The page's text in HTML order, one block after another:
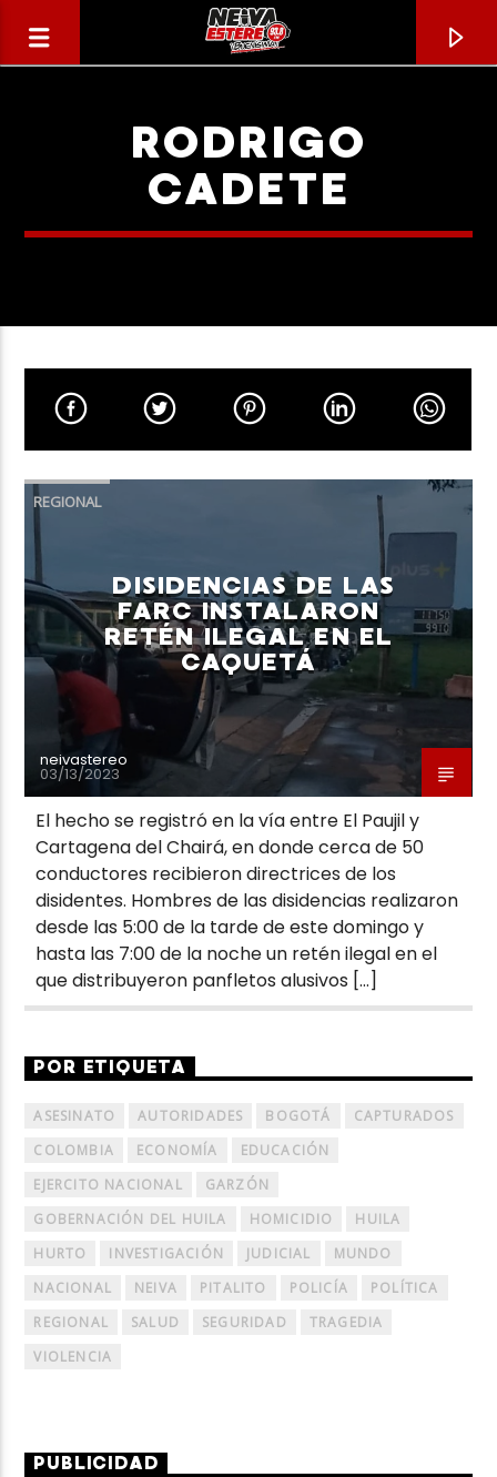
CANCIÓN ACTUAL
TÍTULO
ARTISTA
Neiva Estereo
RODRIGO
CADETE
REGIONAL
DISIDENCIAS DE LAS
FARC INSTALARON
RETÉN ILEGAL EN EL
CAQUETÁ
neivastereo
03/13/2023
El hecho se registró en la vía entre El Paujil y
Cartagena del Chairá, en donde cerca de 50
conductores recibieron directrices de los
disidentes. Hombres de las disidencias realizaron
desde las 5:00 de la tarde de este domingo y
hasta las 7:00 de la noche un retén ilegal en el
que distribuyeron panfletos alusivos […]
POR ETIQUETA
ASESINATO AUTORIDADES BOGOTÁ
CAPTURADOS
COLOMBIA
ECONOMÍA
EDUCACIÓN
EJERCITO NACIONAL
GARZÓN
GOBERNACIÓN DEL HUILA
HOMICIDIO
HUILA
HURTO
INVESTIGACIÓN JUDICIAL
MUNDO
NACIONAL
NEIVA PITALITO POLICÍA
POLÍTICA
REGIONAL
SALUD SEGURIDAD
TRAGEDIA
VIOLENCIA
PUBLICIDAD